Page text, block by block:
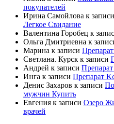
покупателей
Ирина Самойлова к записи
Легкое Свидание
Валентина Горобец к
Ольга Дмитриевна к
Марина к записи
Светлана. Курск к записи
Андрей к записи
Инга к записи Препарат
Денис Захаров к записи
мужчин Купить
Евгения к записи Озеро
врачей